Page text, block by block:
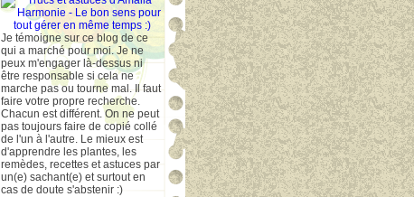
Je témoigne sur ce blog de ce
qui a marché pour moi. Je ne
peux m'engager là-dessus ni
être responsable si cela ne
marche pas ou tourne mal. Il faut
faire votre propre recherche.
Chacun est différent. On ne peut
pas toujours faire de copié collé
de l'un à l'autre. Le mieux est
d'apprendre les plantes, les
remèdes, recettes et astuces par
un(e) sachant(e) et surtout en
cas de doute s'abstenir :)